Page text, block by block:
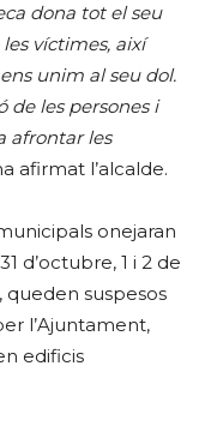
dona tot el seu
víctimes, així
unim al seu dol.
de les persones i
afrontar les
afirmat l’alcalde.
onejaran
d’octubre, 1 i 2 de
suspesos
l’Ajuntament,
edificis